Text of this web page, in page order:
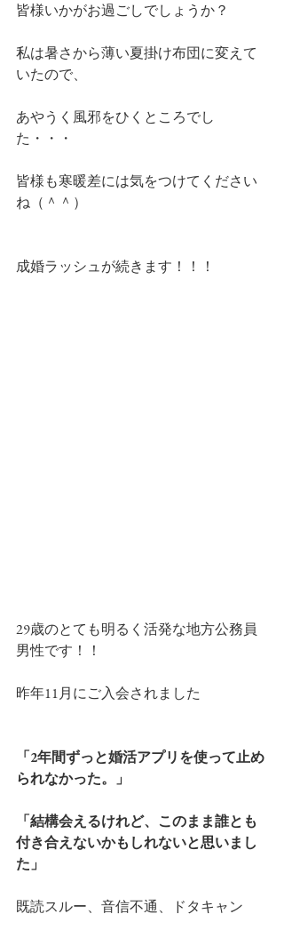
皆様いかがお過ごしでしょうか？
私は暑さから薄い夏掛け布団に変えて
いたので、
あやうく風邪をひくところでし
た・・・
皆様も寒暖差には気をつけてください
ね（＾＾）
成婚ラッシュが続きます！！！
29歳のとても明るく活発な地方公務員
男性です！！
昨年11月にご入会されました
「2年間ずっと婚活アプリを使って止め
られなかった。」
「結構会えるけれど、このまま誰とも
付き合えないかもしれないと思いまし
た」
既読スルー、音信不通、ドタキャン